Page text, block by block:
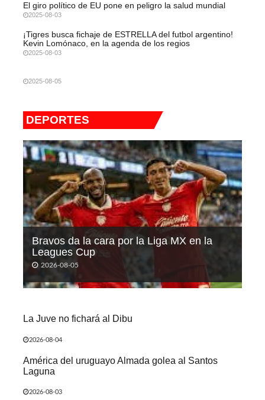
El giro político de EU pone en peligro la salud mundial
2025-08-03
¡Tigres busca fichaje de ESTRELLA del futbol argentino!
Kevin Lomónaco, en la agenda de los regios
2025-08-03
2025-08-05
DEPORTES
Bravos da la cara por la Liga MX en la
Leagues Cup
2026-08-05
La Juve no fichará al Dibu
2026-08-04
América del uruguayo Almada golea al Santos
Laguna
2026-08-03